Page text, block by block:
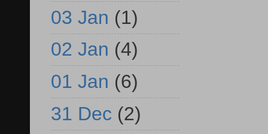
03 Jan (1)
02 Jan (4)
01 Jan (6)
31 Dec (2)